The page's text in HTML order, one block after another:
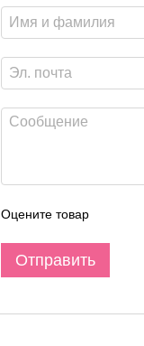
Оцените товар
Отправить